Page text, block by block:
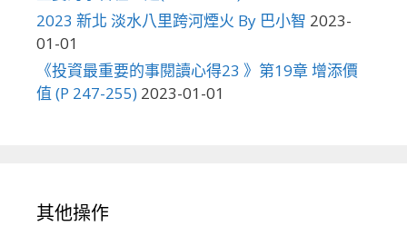
2023 新北 淡水八里跨河煙火 By 巴小智 2023-
01-01
《投資最重要的事閱讀心得23 》第19章 增添價
值 (P 247-255) 2023-01-01
其他操作